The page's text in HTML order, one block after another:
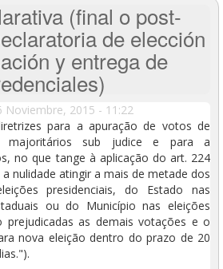
(final o post-
de elección
y entrega de
Noviembre, 2015 - 11:22
para a apuração de votos de
majoritários sub judice e para a
no que tange à aplicação do art. 224
nulidade atingir a mais de metade dos
presidenciais, do Estado nas
ou do Município nas eleições
prejudicadas as demais votações e o
nova eleição dentro do prazo de 20